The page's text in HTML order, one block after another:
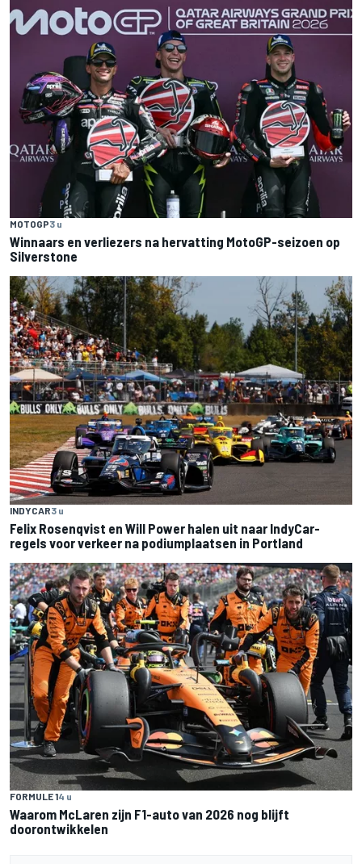
MOTOGP3 u
Winnaars en verliezers na hervatting MotoGP-seizoen op
Silverstone
INDYCAR3 u
Felix Rosenqvist en Will Power halen uit naar IndyCar-
regels voor verkeer na podiumplaatsen in Portland
FORMULE 14 u
Waarom McLaren zijn F1-auto van 2026 nog blijft
doorontwikkelen